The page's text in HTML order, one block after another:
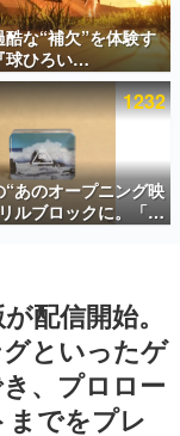
ー数万以上！ などな
渾身の“殿堂入り”記
時のエピソードをお
』は、〈試験問題〉
な“補欠”を体験す
球ひろい
が「1件」のウィッ
をもとにチェコ語に
で話題に。『キング
』開発元やチェコの
手から称賛の声
1232
“あのオープニング映
ルブロックに。「東
カル グッズコレクシ
配信開始。
といったゲ
、プロロー
でをプレ